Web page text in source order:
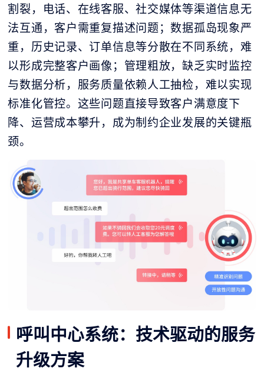
割裂，电话、在线客服、社交媒体等渠道信息无
法互通，客户需重复描述问题；数据孤岛现象严
重，历史记录、订单信息等分散在不同系统，难
以形成完整客户画像；管理粗放，缺乏实时监控
与数据分析，服务质量依赖人工抽检，难以实现
标准化管控。这些问题直接导致客户满意度下
降、运营成本攀升，成为制约企业发展的关键瓶
颈。
呼叫中心系统：技术驱动的服务
升级方案